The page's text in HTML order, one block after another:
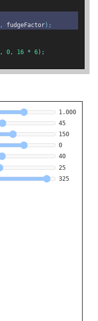
, fudgeFactor);
, 0 , 16 * 6);